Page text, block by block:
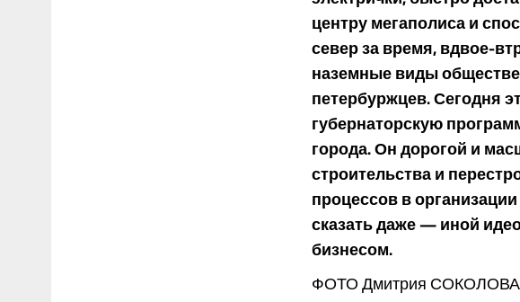
центру мегаполиса и
север за время, вдвое-
наземные виды
петербуржцев. Сегодня
губернаторскую
города. Он дорогой и
строительства и
процессов в
сказать даже — иной
бизнесом.
ФОТО Дмитрия СОКОЛОВА